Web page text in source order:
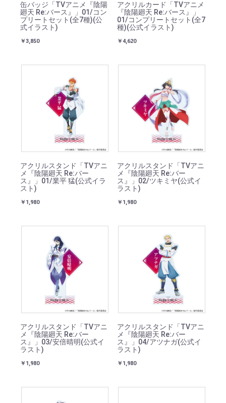
缶バッジ「TVアニメ『陰陽
廻天 Re:バース』」01/コン
プリートセット(全7種)(公
式イラスト)
￥3,850
アクリルカード「TVアニメ
『陰陽廻天 Re:バース』」
01/コンプリートセット(全7
種)(公式イラスト)
￥4,620
アクリルスタンド「TVアニ
メ『陰陽廻天 Re:バー
ス』」01/業平 猛(公式イラ
スト)
￥1,980
アクリルスタンド「TVアニ
メ『陰陽廻天 Re:バー
ス』」02/ツキミヤ(公式イ
ラスト)
￥1,980
アクリルスタンド「TVアニ
メ『陰陽廻天 Re:バー
ス』」03/安倍晴明(公式イ
ラスト)
￥1,980
アクリルスタンド「TVアニ
メ『陰陽廻天 Re:バー
ス』」04/アツナガ(公式イ
ラスト)
￥1,980